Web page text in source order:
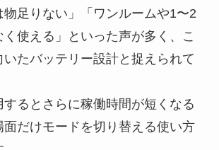
物足りない」「ワンルームや1〜2
使える」といった声が多く、こ
いたバッテリー設計と捉えられて
るとさらに稼働時間が短くなる
面だけモードを切り替える使い方